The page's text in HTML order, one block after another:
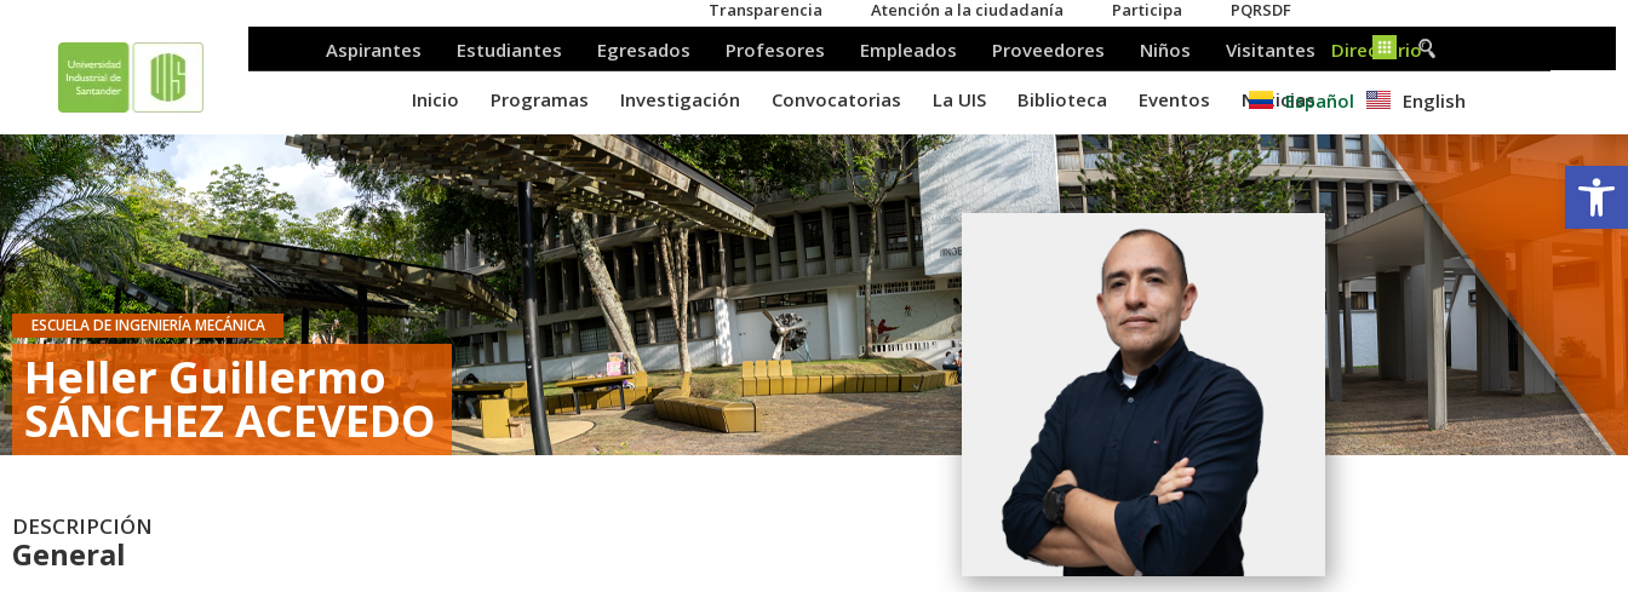
Español English
ESCUELA DE INGENIERÍA MECÁNICA
Heller Guillermo
SÁNCHEZ ACEVEDO
DESCRIPCIÓN
General